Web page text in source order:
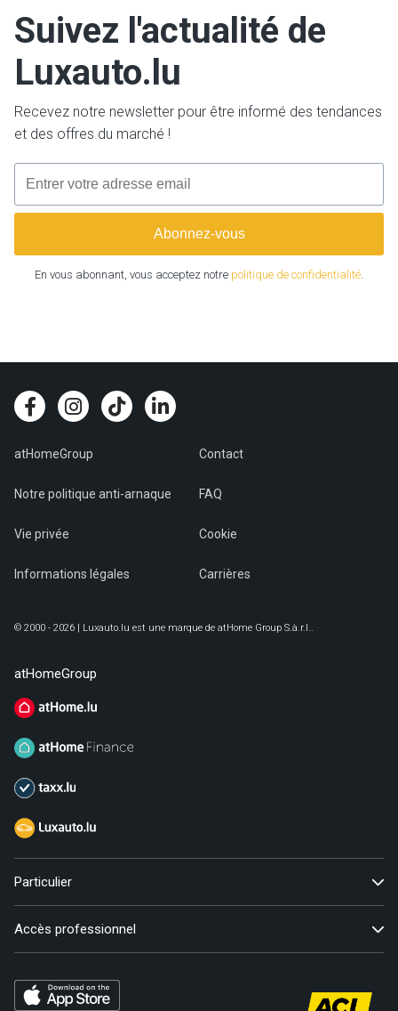
Suivez l'actualité de
Luxauto.lu
Recevez notre newsletter pour être informé des tendances
et des offres du marché !
En vous abonnant, vous acceptez notre politique de confidentialité.
atHomeGroup Contact
Notre politique anti-arnaque FAQ
Vie privée Cookie
Informations légales Carrières
© 2000 - 2026 | Luxauto.lu est une marque de atHome Group S.à.r.l..
atHomeGroup
Particulier
Accès professionnel